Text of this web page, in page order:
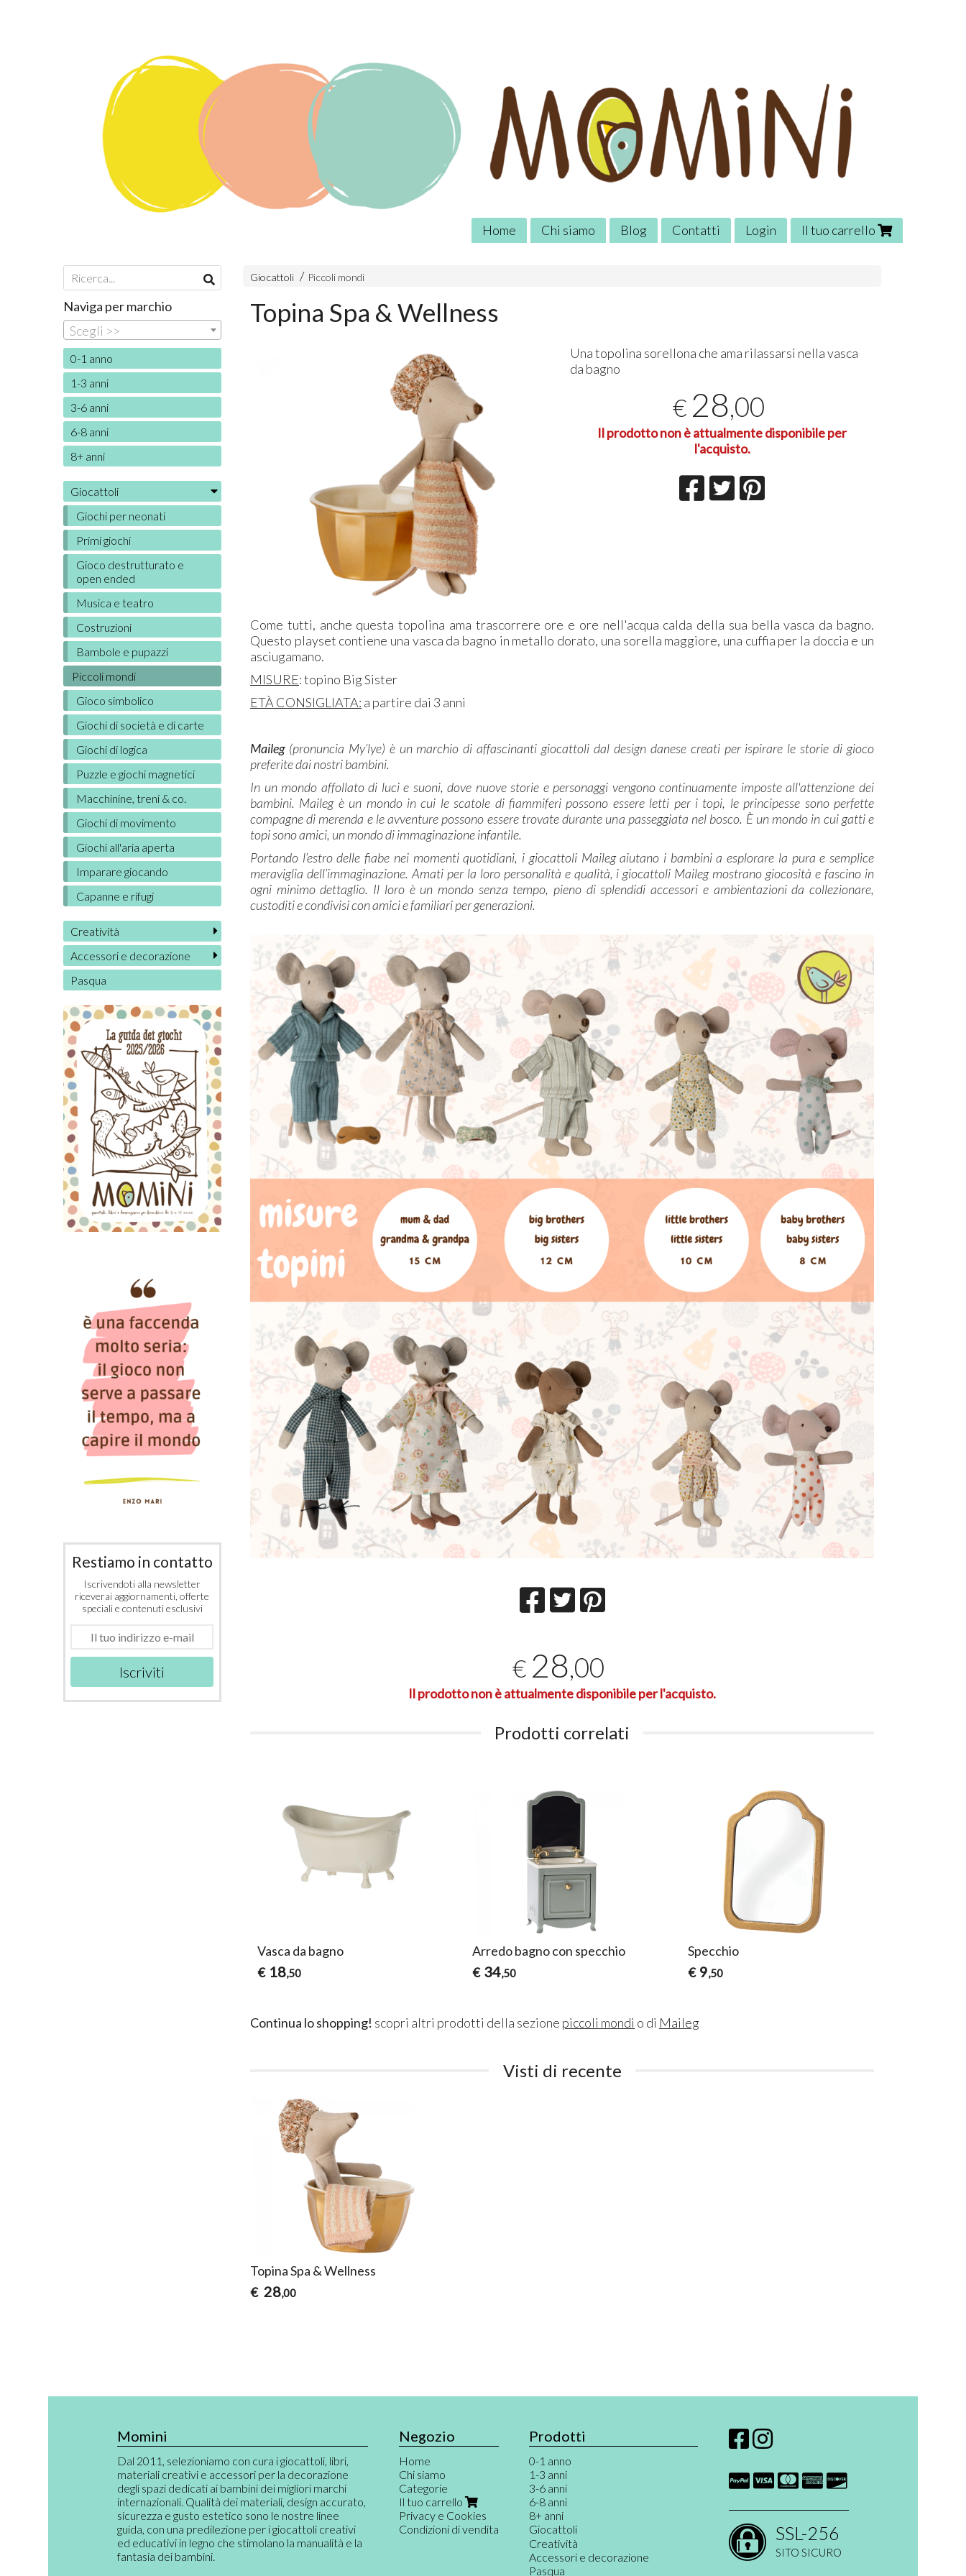
Home Chi siamo Blog Contatti Login Il tuo carrello
Giocattoli Piccoli mondi
Topina Spa & Wellness
Una topolina sorellona che ama rilassarsi nella vasca
da bagno
€ 28,00
Il prodotto non è attualmente disponibile per
l'acquisto.
Come tutti, anche questa topolina ama trascorrere ore e ore nell'acqua calda della sua bella vasca da bagno.
Questo playset contiene una vasca da bagno in metallo dorato, una sorella maggiore, una cuffia per la doccia e un
asciugamano.
MISURE: topino Big Sister
ETÀ CONSIGLIATA: a partire dai 3 anni
Maileg (pronuncia My’lye) è un marchio di affascinanti giocattoli dal design danese creati per ispirare le storie di gioco
preferite dai nostri bambini.
In un mondo affollato di luci e suoni, dove nuove storie e personaggi vengono continuamente imposte all'attenzione dei
bambini. Maileg è un mondo in cui le scatole di fiammiferi possono essere letti per i topi, le principesse sono perfette
compagne di merenda e le avventure possono essere trovate durante una passeggiata nel bosco. È un mondo in cui gatti e
topi sono amici, un mondo di immaginazione infantile.
Portando l’estro delle fiabe nei momenti quotidiani, i giocattoli Maileg aiutano i bambini a esplorare la pura e semplice
meraviglia dell’immaginazione. Amati per la loro personalità e qualità, i giocattoli Maileg mostrano giocosità e fascino in
ogni minimo dettaglio. Il loro è un mondo senza tempo, pieno di splendidi accessori e ambientazioni da collezionare,
custoditi e condivisi con amici e familiari per generazioni.
€ 28,00
Il prodotto non è attualmente disponibile per l'acquisto.
Prodotti correlati
Vasca da bagno
€ 18,50
Arredo bagno con specchio
€ 34,50
Specchio
€ 9,50
Continua lo shopping! scopri altri prodotti della sezione piccoli mondi o di Maileg
Visti di recente
Topina Spa & Wellness
€ 28,00
Naviga per marchio
Scegli >>
0-1 anno
1-3 anni
3-6 anni
6-8 anni
8+ anni
Giocattoli
Giochi per neonati
Primi giochi
Gioco destrutturato e
open ended
Musica e teatro
Costruzioni
Bambole e pupazzi
Piccoli mondi
Gioco simbolico
Giochi di società e di carte
Giochi di logica
Puzzle e giochi magnetici
Macchinine, treni & co.
Giochi di movimento
Giochi all'aria aperta
Imparare giocando
Capanne e rifugi
Creatività
Accessori e decorazione
Pasqua
Restiamo in contatto
Iscrivendoti alla newsletter
riceverai aggiornamenti, offerte
speciali e contenuti esclusivi
Iscriviti
Momini
Dal 2011, selezioniamo con cura i giocattoli, libri,
materiali creativi e accessori per la decorazione
degli spazi dedicati ai bambini dei migliori marchi
internazionali. Qualità dei materiali, design accurato,
sicurezza e gusto estetico sono le nostre linee
guida, con una predilezione per i giocattoli creativi
ed educativi in legno che stimolano la manualità e la
fantasia dei bambini.
Negozio
Home
Chi siamo
Categorie
Il tuo carrello
Privacy e Cookies
Condizioni di vendita
Prodotti
0-1 anno
1-3 anni
3-6 anni
6-8 anni
8+ anni
Giocattoli
Giochi per neonati
Primi giochi
Gioco destrutturato e open ended
Creatività
Accessori e decorazione
Pasqua
SSL-256
SITO SICURO